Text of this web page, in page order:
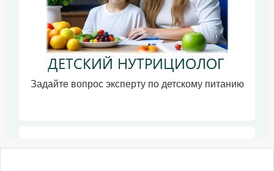
Задайте вопрос эксперту по детскому питанию